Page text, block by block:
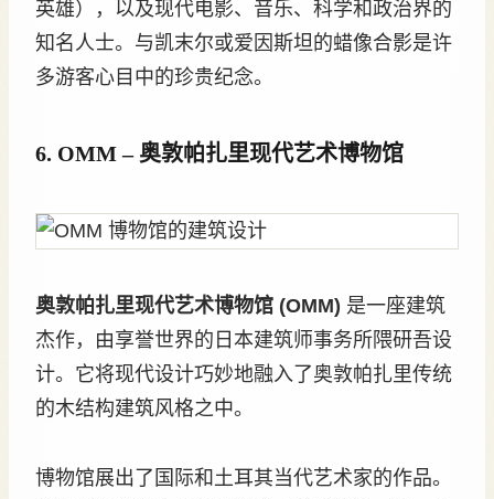
英雄），以及现代电影、音乐、科学和政治界的
知名人士。与凯末尔或爱因斯坦的蜡像合影是许
多游客心目中的珍贵纪念。
6. OMM – 奥敦帕扎里现代艺术博物馆
奥敦帕扎里现代艺术博物馆 (OMM) 是一座建筑
杰作，由享誉世界的日本建筑师事务所隈研吾设
计。它将现代设计巧妙地融入了奥敦帕扎里传统
的木结构建筑风格之中。
博物馆展出了国际和土耳其当代艺术家的作品。